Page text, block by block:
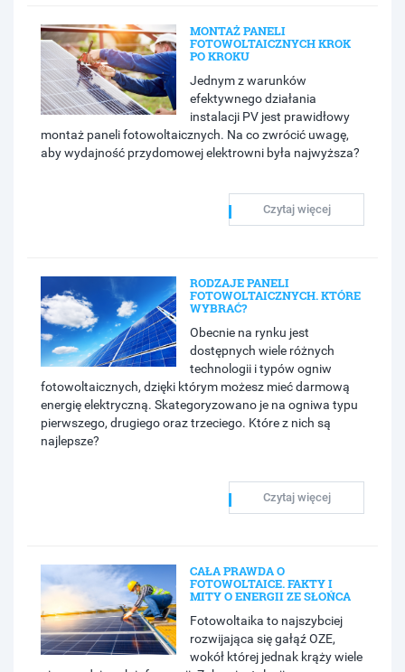
MONTAŻ PANELI
FOTOWOLTAICZNYCH KROK
PO KROKU
Jednym z warunków
efektywnego działania
instalacji PV jest prawidłowy
montaż paneli fotowoltaicznych. Na co zwrócić uwagę,
aby wydajność przydomowej elektrowni była najwyższa?
Czytaj więcej
RODZAJE PANELI
FOTOWOLTAICZNYCH. KTÓRE
WYBRAĆ?
Obecnie na rynku jest
dostępnych wiele różnych
technologii i typów ogniw
fotowoltaicznych, dzięki którym możesz mieć darmową
energię elektryczną. Skategoryzowano je na ogniwa typu
pierwszego, drugiego oraz trzeciego. Które z nich są
najlepsze?
Czytaj więcej
CAŁA PRAWDA O
FOTOWOLTAICE. FAKTY I
MITY O ENERGII ZE SŁOŃCA
Fotowoltaika to najszybciej
rozwijająca się gałąź OZE,
wokół której jednak krąży wiele